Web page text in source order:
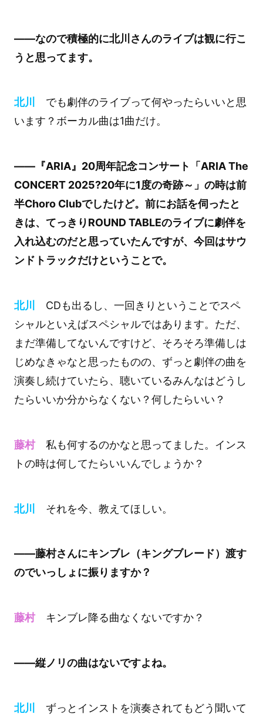
――なので積極的に北川さんのライブは観に行こ
うと思ってます。
北川
でも劇伴のライブって何やったらいいと思
います？ボーカル曲は1曲だけ。
――『ARIA』20周年記念コンサート「ARIA The
CONCERT 2025?20年に1度の奇跡～」の時は前
半Choro Clubでしたけど。前にお話を伺ったと
きは、てっきりROUND TABLEのライブに劇伴を
入れ込むのだと思っていたんですが、今回はサウ
ンドトラックだけということで。
北川
CDも出るし、一回きりということでスペ
シャルといえばスペシャルではあります。ただ、
まだ準備してないんですけど、そろそろ準備しは
じめなきゃなと思ったものの、ずっと劇伴の曲を
演奏し続けていたら、聴いているみんなはどうし
たらいいか分からなくない？何したらいい？
藤村私も何するのかなと思ってました。インス
トの時は何してたらいいんでしょうか？
北川 それを今、教えてほしい。
――藤村さんにキンブレ（キングブレード）渡す
のでいっしょに振りますか？
藤村キンブレ降る曲なくないですか？
――縦ノリの曲はないですよね。
北川 ずっとインストを演奏されてもどう聞いて